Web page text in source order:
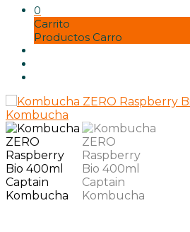
vinagres y condimentos
Zumos
0
Carrito
Productos Carro